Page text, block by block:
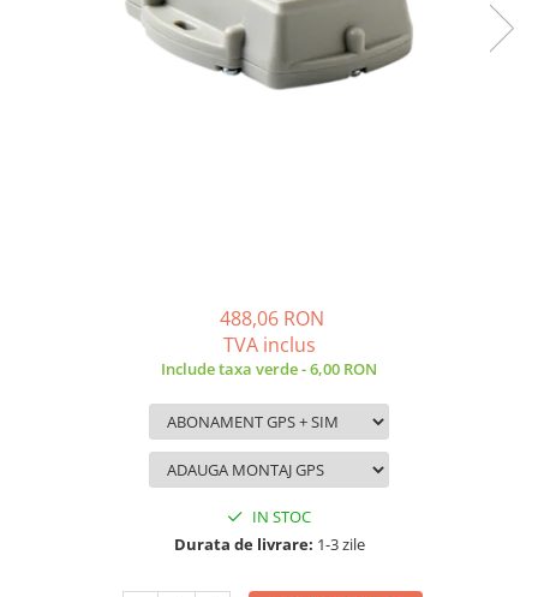
488,06 RON
TVA inclus
Include taxa verde - 6,00 RON
IN STOC
Durata de livrare: 1-3 zile